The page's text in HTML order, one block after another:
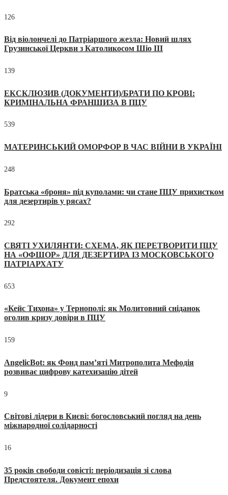
126
Від віолончелі до Патріаршого жезла: Новий шлях
Грузинської Церкви з Католикосом Шіо III
139
ЕКСКЛЮЗИВ (ДОКУМЕНТИ)/БРАТИ ПО КРОВІ:
КРИМІНАЛЬНА ФРАНШИЗА В ПЦУ
539
МАТЕРИНСЬКИЙ ОМОРФОР В ЧАС ВІЙНИ В УКРАЇНІ
248
Братська «броня» під куполами: чи стане ПЦУ прихистком
для дезертирів у рясах?
292
СВЯТІ УХИЛЯНТИ: СХЕМА, ЯК ПЕРЕТВОРИТИ ПЦУ
НА «ОФШОР» ДЛЯ ДЕЗЕРТИРА ІЗ МОСКОВСЬКОГО
ПАТРІАРХАТУ
653
«Кейс Тихона» у Тернополі: як Молитовний сніданок
оголив кризу довіри в ПЦУ
159
AngelicBot: як Фонд пам’яті Митрополита Мефодія
розвиває цифрову катехизацію дітей
9
Світові лідери в Києві: богословський погляд на день
міжнародної солідарності
16
35 років свободи совісті: періодизація зі слова
Предстоятеля. Документ епохи